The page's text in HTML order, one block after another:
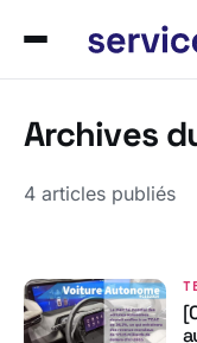
Archives
4 articles publiés